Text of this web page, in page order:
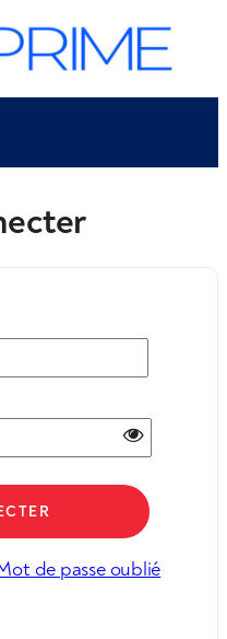
de passe oublié